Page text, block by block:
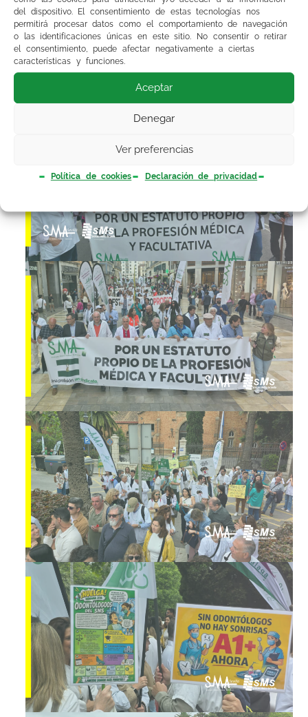
del dispositivo. El consentimiento de estas tecnologías nos
permitirá procesar datos como el comportamiento de navegación
o las identificaciones únicas en este sitio. No consentir o retirar
el consentimiento, puede afectar negativamente a ciertas
características y funciones.
Aceptar
Denegar
Ver preferencias
Política de cookies Declaración de privacidad
SMA al Gobierno de España para que
abandone la falta de respuesta efectiva del
Ministerio de Sanidad y se sienten a negociar
con voluntad real de acuerdo porque de ello
depende el futuro de la sanidad pública.